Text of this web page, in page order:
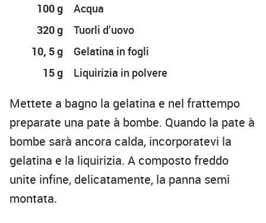
100 g
Acqua
320 g
Tuorli d’uovo
10, 5 g
Gelatina in fogli
15 g
Liquirizia in polvere
Mettete a bagno la gelatina e nel frattempo
preparate una pate à bombe. Quando la pate à
bombe sarà ancora calda, incorporatevi la
gelatina e la liquirizia. A composto freddo
unite infine, delicatamente, la panna semi
montata.